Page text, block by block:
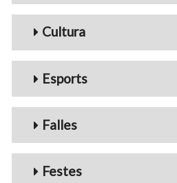
Cultura
Esports
Falles
Festes